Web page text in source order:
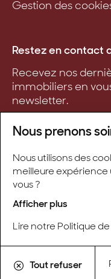
Gestion des
Restez en contact
Recevez nos
immobiliers en
newsletter.
S'inscrire
Nous prenons
Nous utilisons des
meilleure expérience
vous ?
Afficher plus
Lire notre Politique
Tout refuser